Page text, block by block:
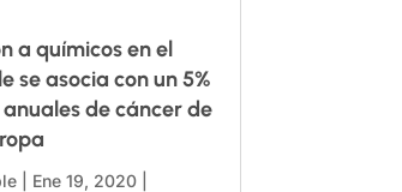
a químicos en el
se asocia con un 5%
anuales de cáncer de
| Ene 19, 2020|